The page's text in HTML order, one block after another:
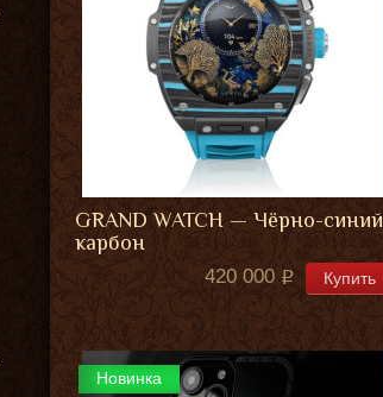
GRAND WATCH — Чёрно-синий
карбон
420 000 Купить
Новинка